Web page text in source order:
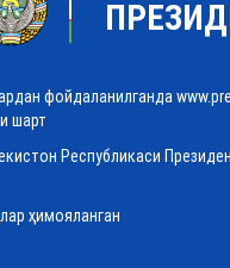
фойдаланилганда
шарт
Республикаси
ҳимояланган